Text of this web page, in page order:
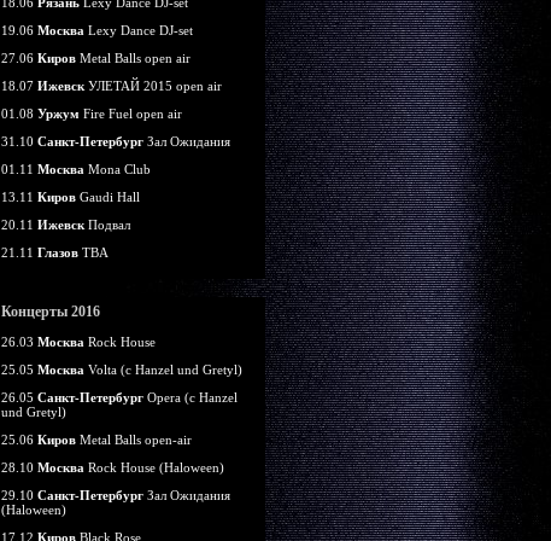
19.06 Москва Lexy Dance DJ-set
27.06 Киров Metal Balls open air
18.07 Ижевск УЛЕТАЙ 2015 open air
01.08 Уржум Fire Fuel open air
31.10 Санкт-Петербург Зал Ожидания
01.11 Москва Mona Club
13.11 Киров Gaudi Hall
20.11 Ижевск Подвал
21.11 Глазов TBA
Концерты 2016
26.03 Москва Rock House
25.05 Москва Volta (c Hanzel und Gretyl)
26.05 Санкт-Петербург Opera (c Hanzel
und Gretyl)
25.06 Киров Metal Balls open-air
28.10 Москва Rock House (Haloween)
29.10 Санкт-Петербург Зал Ожидания
(Haloween)
17.12 Киров Black Rose